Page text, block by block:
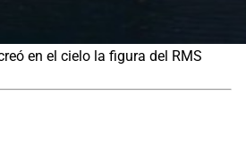
en el cielo la figura del RMS